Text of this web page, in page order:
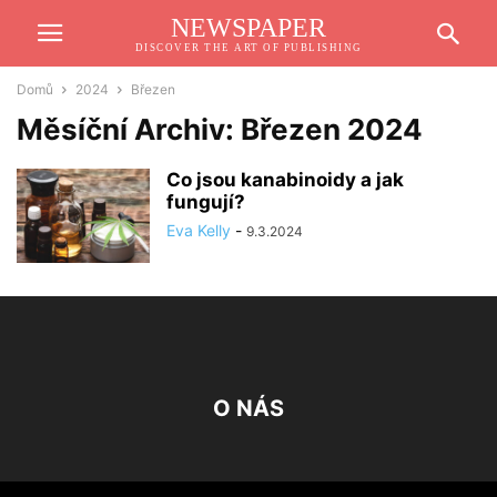
NEWSPAPER
DISCOVER THE ART OF PUBLISHING
Domů 2024 Březen
Měsíční Archiv: Březen 2024
Co jsou kanabinoidy a jak
fungují?
Eva Kelly - 9.3.2024
O NÁS